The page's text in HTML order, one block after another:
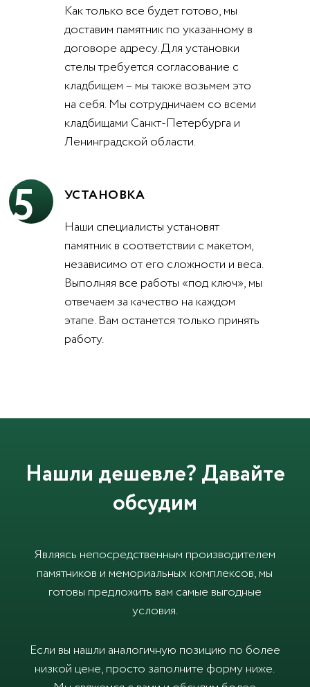
Как только все будет готово, мы
доставим памятник по указанному в
договоре адресу. Для установки
стелы требуется согласование с
кладбищем – мы также возьмем это
на себя. Мы сотрудничаем со всеми
кладбищами Санкт-Петербурга и
Ленинградской области.
5
УСТАНОВКА
Наши специалисты установят
памятник в соответствии с макетом,
независимо от его сложности и веса.
Выполняя все работы «под ключ», мы
отвечаем за качество на каждом
этапе. Вам останется только принять
работу.
Нашли дешевле? Давайте
обсудим
Являясь непосредственным производителем
памятников и мемориальных комплексов, мы
готовы предложить вам самые выгодные
условия.
Если вы нашли аналогичную позицию по более
низкой цене, просто заполните форму ниже.